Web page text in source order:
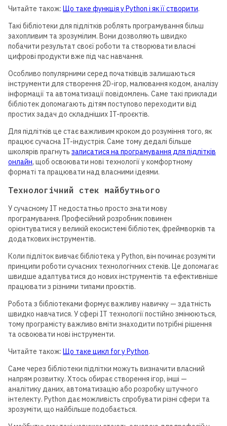
Читайте також: Що таке функція у Python і як її створити.
Такі бібліотеки для підлітків роблять програмування більш
захопливим та зрозумілим. Вони дозволяють швидко
побачити результат своєї роботи та створювати власні
цифрові продукти вже під час навчання.
Особливо популярними серед початківців залишаються
інструменти для створення 2D-ігор, малювання кодом, аналізу
інформації та автоматизації повідомлень. Саме такі приклади
бібліотек допомагають дітям поступово переходити від
простих задач до складніших IT-проєктів.
Для підлітків це стає важливим кроком до розуміння того, як
працює сучасна IT-індустрія. Саме тому дедалі більше
школярів прагнуть записатися на програмування для підлітків
онлайн, щоб освоювати нові технології у комфортному
форматі та працювати над власними ідеями.
Технологічний стек майбутнього
У сучасному IT недостатньо просто знати мову
програмування. Професійний розробник повинен
орієнтуватися у великій екосистемі бібліотек, фреймворків та
додаткових інструментів.
Коли підліток вивчає бібліотека у Python, він починає розуміти
принципи роботи сучасних технологічних стеків. Це допомагає
швидше адаптуватися до нових інструментів та ефективніше
працювати з різними типами проєктів.
Робота з бібліотеками формує важливу навичку — здатність
швидко навчатися. У сфері IT технології постійно змінюються,
тому програмісту важливо вміти знаходити потрібні рішення
та освоювати нові інструменти.
Читайте також: Що таке цикл for у Python.
Саме через бібліотеки підлітки можуть визначити власний
напрям розвитку. Хтось обирає створення ігор, інші —
аналітику даних, автоматизацію або розробку штучного
інтелекту. Python дає можливість спробувати різні сфери та
зрозуміти, що найбільше подобається.